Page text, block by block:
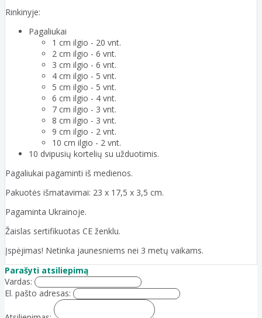
Rinkinyje:
Pagaliukai
1 cm ilgio - 20 vnt.
2 cm ilgio - 6 vnt.
3 cm ilgio - 6 vnt.
4 cm ilgio - 5 vnt.
5 cm ilgio - 5 vnt.
6 cm ilgio - 4 vnt.
7 cm ilgio - 3 vnt.
8 cm ilgio - 3 vnt.
9 cm ilgio - 2 vnt.
10 cm ilgio - 2 vnt.
10 dvipusių kortelių su užduotimis.
Pagaliukai pagaminti iš medienos.
Pakuotės išmatavimai: 23 x 17,5 x 3,5 cm.
Pagaminta Ukrainoje.
Žaislas sertifikuotas CE ženklu.
Įspėjimas! Netinka jaunesniems nei 3 metų vaikams.
Parašyti atsiliepimą
Vardas:
El. pašto adresas: